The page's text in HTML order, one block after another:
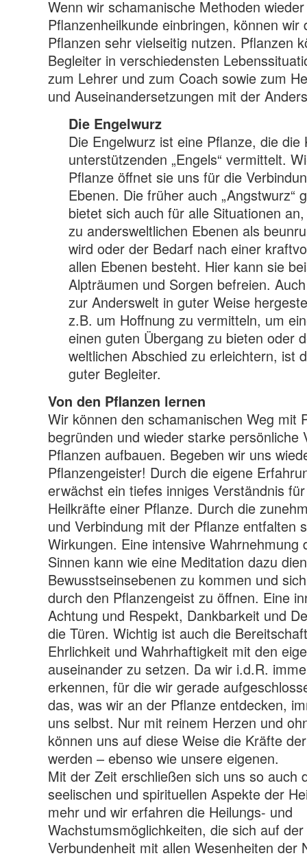
Wenn wir schamanische Methoden
Pflanzenheilkunde einbringen, können wir
Pflanzen sehr vielseitig nutzen. Pflanzen
Begleiter in verschiedensten
zum Lehrer und zum Coach sowie zum
und Auseinandersetzungen mit der
Die Engelwurz
Die Engelwurz ist eine Pflanze, die die
unterstützenden „Engels“ vermittelt.
Pflanze öffnet sie uns für die
Ebenen. Die früher auch „Angstwurz“
bietet sich auch für alle Situationen
zu andersweltlichen Ebenen als
wird oder der Bedarf nach einer
allen Ebenen besteht. Hier kann sie
Alpträumen und Sorgen befreien.
zur Anderswelt in guter Weise
z.B. um Hoffnung zu vermitteln, um
einen guten Übergang zu bieten oder
weltlichen Abschied zu erleichtern, ist
guter Begleiter.
Von den Pflanzen lernen
Wir können den schamanischen Weg mit
begründen und wieder starke persönliche
Pflanzen aufbauen. Begeben wir uns
Pflanzengeister! Durch die eigene
erwächst ein tiefes inniges Verständnis
Heilkräfte einer Pflanze. Durch die
und Verbindung mit der Pflanze entfalten
Wirkungen. Eine intensive Wahrnehmung
Sinnen kann wie eine Meditation dazu
Bewusstseinsebenen zu kommen und
durch den Pflanzengeist zu öffnen. Eine
Achtung und Respekt, Dankbarkeit und
die Türen. Wichtig ist auch die
Ehrlichkeit und Wahrhaftigkeit mit den
auseinander zu setzen. Da wir i.d.R.
erkennen, für die wir gerade
das, was wir an der Pflanze entdecken,
uns selbst. Nur mit reinem Herzen und
können uns auf diese Weise die Kräfte
werden – ebenso wie unsere eigenen.
Mit der Zeit erschließen sich uns so auch
seelischen und spirituellen Aspekte der
mehr und wir erfahren die Heilungs- und
Wachstumsmöglichkeiten, die sich auf
Verbundenheit mit allen Wesenheiten der